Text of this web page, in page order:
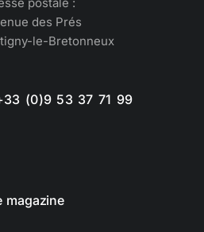
des Prés
le-Bretonneux
(0)9 53 37 71 99
magazine